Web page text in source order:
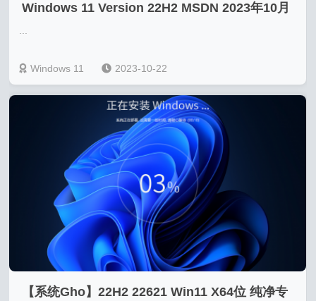
Windows 11 Version 22H2 MSDN 2023年10月
版
Windows 11 2023-10-22
【系统Gho】22H2 22621 Win11 X64位 纯净专